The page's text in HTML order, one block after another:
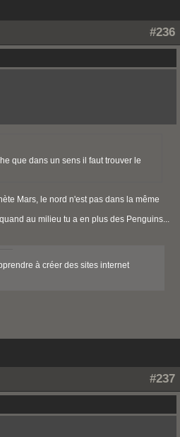
#236
que dans un sens il faut trouver le
Mars, le nord n'est pas dans la même
au milieu tu a en plus des Penguins...
à créer des sites internet
#237